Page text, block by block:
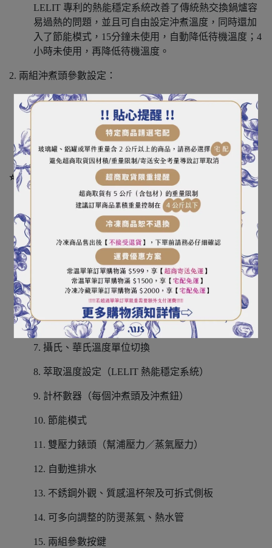
LELIT 專利的熱能穩定系統改善了傳統熱交換鍋爐容
易過熱的問題，並且可自由設定沖煮溫度，同時還加
入了節能模式，15分鐘未使用，自動降低待機溫度；4
小時未使用，再降低待機溫度。
2. 兩組沖煮頭參數設定：
可在新增的LCD顯示器上設定各個按鈕的參數，可針
對不同配方做多樣性的設定，並且加入了自動逆洗功
能，讓您的清潔保養更方便、容易。
⭐️其他特色
1. 兩組營業規格58mm 的 E61熱循環式沖煮頭。
2. 營業級迴旋式幫浦
4. 預浸功能
5. 逆洗、濾芯更換通知
6. 可設定參數萃取功能
7. 攝氏、華氏溫度單位切換
8. 萃取溫度設定（LELIT 熱能穩定系統）
9. 計杯數器（每個沖煮頭及沖煮鈕）
10. 節能模式
11. 雙壓力錶頭（幫浦壓力／蒸氣壓力）
12. 自動進排水
13. 不銹鋼外觀、質感溫杯架及可拆式側板
14. 可多向調整的防燙蒸氣、熱水管
15. 兩組參數按鍵